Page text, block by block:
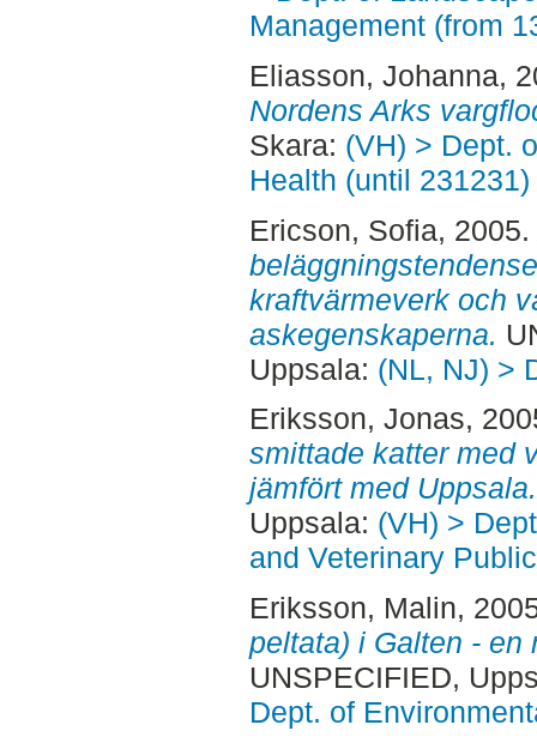
Management (from
Eliasson, Johanna,
Nordens Arks
Skara: (VH) > Dept.
Health (until 231231)
Ericson, Sofia, 2005.
kraftvärmeverk och
askegenskaperna.
Uppsala: (NL, NJ) >
Eriksson, Jonas,
smittade katter med
jämfört med Uppsala.
Uppsala: (VH) >
and Veterinary
Eriksson, Malin,
peltata) i Galten - en
UNSPECIFIED,
Dept. of